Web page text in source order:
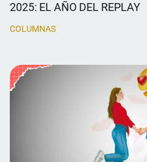
2025: EL AÑO DEL REPLAY
COLUMNAS